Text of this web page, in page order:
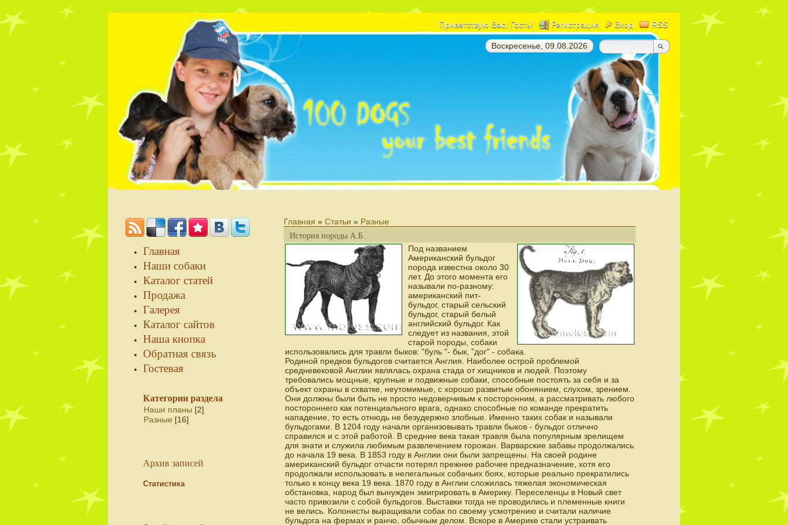
Приветствую Вас , Гость! Регистрация Вход RSS
Воскресенье, 09.08.2026
Главная » Статьи » Разные
История породы A.Б.
Под названием
Американский бульдог
порода известна около 30
лет. До этого момента его
называли по-разному:
американский пит-
бульдог, старый сельский
бульдог, старый белый
английский бульдог. Как
следует из названия, этой
старой породы, собаки
использовались для травли быков: "буль "- бык, "дог" - собака.
Родиной предков бульдогов считается Англия. Наиболее острой проблемой
средневековой Англии являлась охрана стада от хищников и людей. Поэтому
требовались мощные, крупные и подвижные собаки, способные постоять за себя и за
объект охраны в схватке, неутомимые, с хорошо развитым обонянием, слухом, зрением.
Они должны были быть не просто недоверчивым к посторонним, а рассматривать любого
постороннего как потенциального врага, однако способные по команде прекратить
нападение, то есть отнюдь не безудержно злобные. Именно таких собак и называли
бульдогами. В 1204 году начали организовывать травли быков - бульдог отлично
справился и с этой работой. В средние века такая травля была популярным зрелищем
для знати и служила любимым развлечением горожан. Варварские забавы продолжались
до начала 19 века. В 1853 году в Англии они были запрещены. На своей родине
американский бульдог отчасти потерял прежнее рабочее предназначение, хотя его
продолжали использовать в нелегальных собачьих боях, которые реально прекратились
только к концу века 19 века. 1870 году в Англии сложилась тяжелая экономическая
обстановка, народ был вынужден эмигрировать в Америку. Переселенцы в Новый свет
часто привозили с собой бульдогов. Выставки тогда не проводились и племенные книги
не велись. Колонисты выращивали собак по своему усмотрению и считали наличие
бульдога на фермах и ранчо, обычным делом. Вскоре в Америке стали устраивать
Главная
Наши собаки
Каталог статей
Продажа
Галерея
Каталог сайтов
Наша кнопка
Обратная связь
Гостевая
Категории раздела
Наши планы [2]
Разные [16]
Архив записей
Статистика